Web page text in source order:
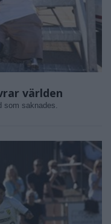
världen
saknades.